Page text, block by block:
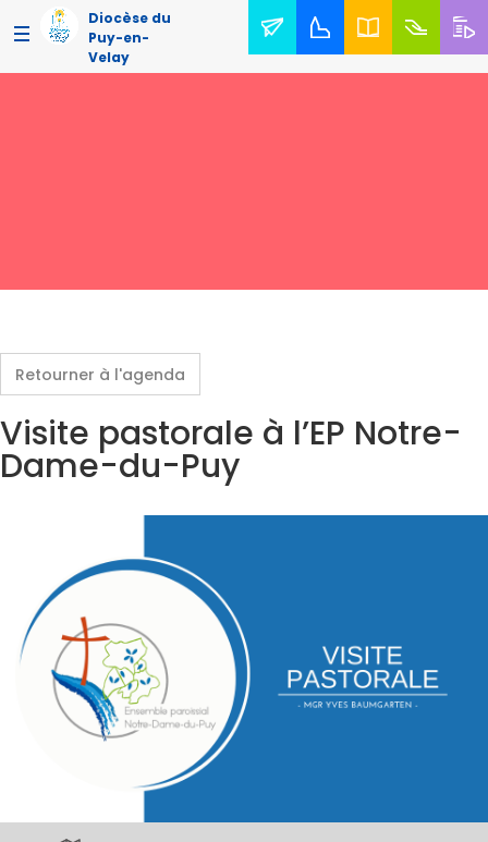
Diocèse du
Puy-en-
Velay
Retourner à l'agenda
Visite pastorale à l’EP Notre-
Dame-du-Puy